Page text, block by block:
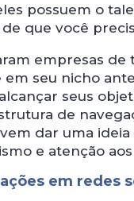
possuem o
que você
empresas de
seu nicho
seus
de
dar uma ideia
e atenção
em redes